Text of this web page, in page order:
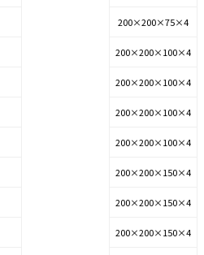
200×200×75×4
200×200×100×4
200×200×100×4
200×200×100×4
200×200×100×4
200×200×150×4
200×200×150×4
200×200×150×4